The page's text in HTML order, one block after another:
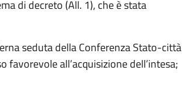
di decreto (All. 1), che è stata
seduta della Conferenza Stato-città
all’acquisizione dell’intesa;